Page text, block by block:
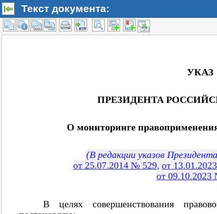
Текст документа: